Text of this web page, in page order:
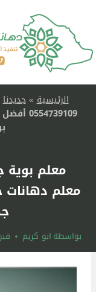
المحتوى
الرئيسية»جديدنا
معلم
بواسطة ابو كريم